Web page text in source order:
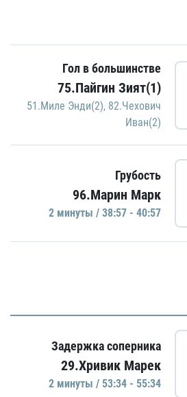
Гол в большинстве
75.Пайгин Зият(1)
51.Миле Энди(2), 82.Чехович
Иван(2)
Грубость
96.Марин Марк
2 минуты / 38:57 - 40:57
Задержка соперника
29.Хривик Марек
2 минуты / 53:34 - 55:34